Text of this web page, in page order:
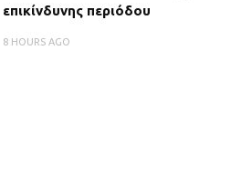
επικίνδυνης περιόδου
8 HOURS AGO